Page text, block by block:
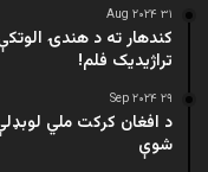
۳۱ Aug ۲۰۲۴
کندهار ته د هندۍ
تراژيديک فلم!
۲۹ Sep ۲۰۲۴
د افغان کرکت ملي
شوې